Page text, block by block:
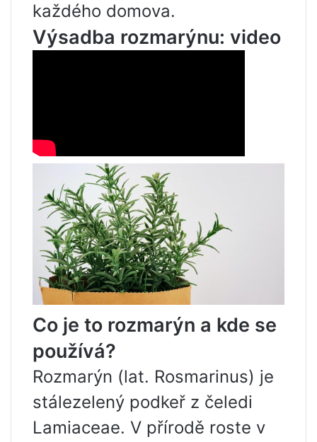
každého domova.
Výsadba rozmarýnu: video
Co je to rozmarýn a kde se
používá?
Rozmarýn (lat. Rosmarinus) je
stálezelený podkeř z čeledi
Lamiaceae. V přírodě roste v